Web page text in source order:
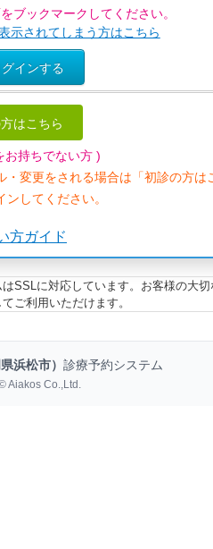
ブックマークしてください。
示されてしまう方はこちら
グインする
はこちら
お持ちでない方 )
変更をされる場合は「初診の方は
してください。
方ガイド
SSLに対応しています。お客様の大切
ご利用いただけます。
浜松市） 診療予約システム
Aiakos Co.,Ltd.